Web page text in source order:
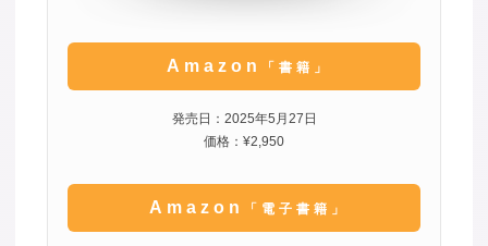
Amazon 「書籍」
発売日：2025年5月27日
価格：¥2,950
Amazon 「電子書籍」